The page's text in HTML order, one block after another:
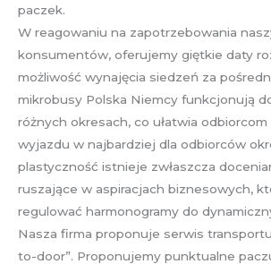
paczek.
W reagowaniu na zapotrzebowania
konsumentów, oferujemy giętkie daty
możliwość wynajęcia siedzeń za
mikrobusy Polska Niemcy funkcjonują
różnych okresach, co ułatwia
wyjazdu w najbardziej dla odbiorców
plastyczność istnieje zwłaszcza
ruszające w aspiracjach biznesowych,
regulować harmonogramy do
Nasza firma proponuje serwis
to-door”. Proponujemy punktualne